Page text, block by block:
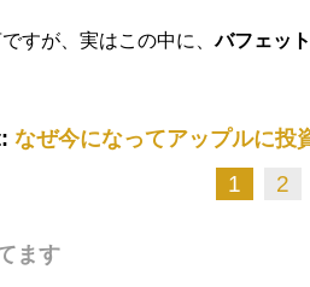
すが、実はこの中に、バフェッ
なぜ今になってアップルに投
1 2
ます